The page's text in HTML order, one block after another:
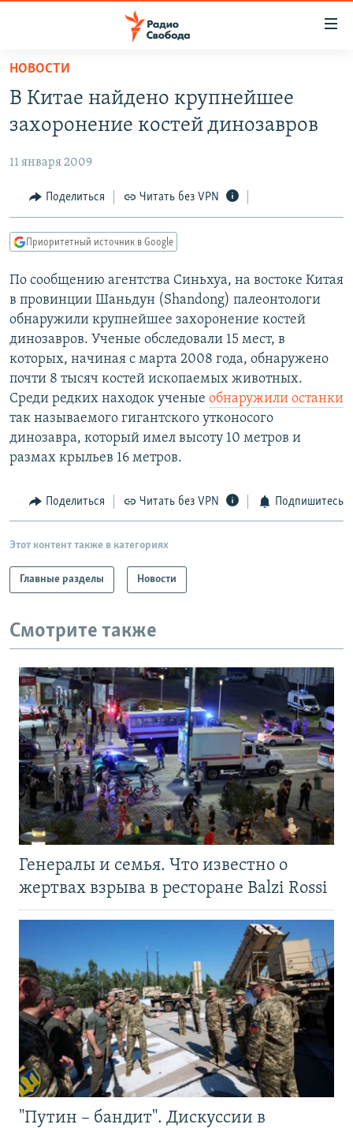
упрощенного
доступа
основному
Вернутся
главной
навигации
Вернутся
поиску
АВТОРСКИЕ ПРОЕКТЫ
ЦИТАТЫ СВОБОДЫ
МНЕНИЯ
IDEL.РЕАЛИИ
КАВКАЗ.РЕАЛИИ
СЕВЕР.РЕАЛИИ
СИБИРЬ.РЕАЛИИ
РАСПИСАНИЕ ВЕЩАНИЯ
ПОДПИШИТЕСЬ НА РАССЫЛКУ
СОЦИАЛЬНЫЕ СЕТИ
Все сайты РСЕ/РС
НОВОСТИ
В Китае найдено крупнейшее
захоронение костей динозавров
11 января 2009
Поделиться Читать без VPN
Приоритетный источник в Google
По сообщению агентства Синьхуа, на востоке Китая
в провинции Шаньдун (Shandong) палеонтологи
обнаружили крупнейшее захоронение костей
динозавров. Ученые обследовали 15 мест, в
которых, начиная с марта 2008 года, обнаружено
почти 8 тысяч костей ископаемых животных.
Среди редких находок ученые обнаружили останки
так называемого гигантского утконосого
динозавра, который имел высоту 10 метров и
размах крыльев 16 метров.
Поделиться Читать без VPN Подпишитесь
Этот контент также в категориях
Главные разделы Новости
Смотрите также
Генералы и семья. Что известно о
жертвах взрыва в ресторане Balzi Rossi
"Путин – бандит". Дискуссии в